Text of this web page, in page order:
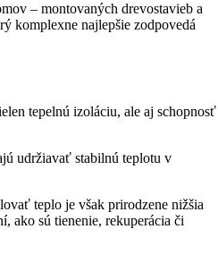
– montovaných drevostavieb a
komplexne najlepšie zodpovedá
tepelnú izoláciu, ale aj schopnosť
udržiavať stabilnú teplotu v
teplo je však prirodzene nižšia
ako sú tienenie, rekuperácia či